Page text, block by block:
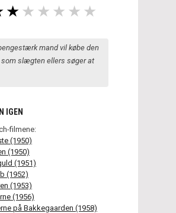
mand vil købe den
slægten ellers søger at
IGEN
filmene:
(1950)
(1950)
(1951)
(1952)
(1953)
(1956)
på Bakkegaarden (1958)